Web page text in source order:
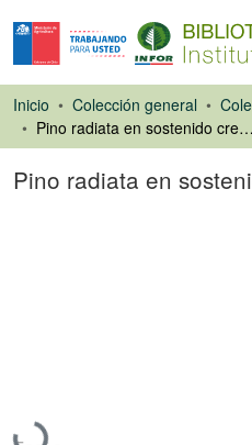
Inicio Colección general
Pino radiata en sostenido crecimiento
Pino radiata en
Cargando...